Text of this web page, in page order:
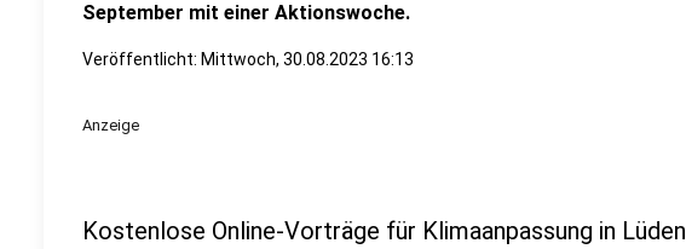
September mit einer Aktionswoche.
Veröffentlicht: Mittwoch, 30.08.2023 16:13
Anzeige
Kostenlose Online-Vorträge für Klimaanpassung in